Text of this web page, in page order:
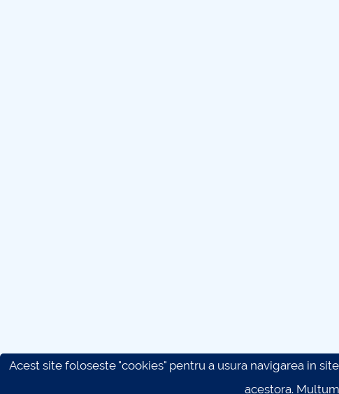
Acest site foloseste "cookies" pentru a usura navigarea in
acestora.